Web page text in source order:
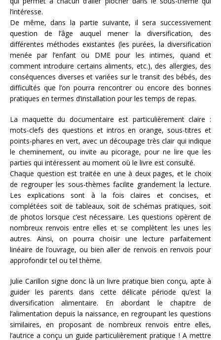
l’intéresse.
De même, dans la partie suivante, il sera successivement
question de l’âge auquel mener la diversification, des
différentes méthodes existantes (les purées, la diversification
menée par l’enfant ou DME pour les intimes, quand et
comment introduire certains aliments, etc.), des allergies, des
conséquences diverses et variées sur le transit des bébés, des
difficultés que l’on pourra rencontrer ou encore des bonnes
pratiques en termes d’installation pour les temps de repas.
La maquette du documentaire est particulièrement claire :
mots-clefs des questions et intros en orange, sous-titres et
points-phares en vert, avec un découpage très clair qui indique
le cheminement, ou invite au picorage, pour ne lire que les
parties qui intéressent au moment où le livre est consulté.
Chaque question est traitée en une à deux pages, et le choix
de regrouper les sous-thèmes facilite grandement la lecture.
Les explications sont à la fois claires et concises, et
complétées soit de tableaux, soit de schémas pratiques, soit
de photos lorsque c’est nécessaire. Les questions opèrent de
nombreux renvois entre elles et se complètent les unes les
autres. Ainsi, on pourra choisir une lecture parfaitement
linéaire de l’ouvrage, ou bien aller de renvois en renvois pour
approfondir tel ou tel thème.
Julie Carillon signe donc là un livre pratique bien conçu, apte à
guider les parents dans cette délicate période qu’est la
diversification alimentaire. En abordant le chapitre de
l’alimentation depuis la naissance, en regroupant les questions
similaires, en proposant de nombreux renvois entre elles,
l’autrice a conçu un guide particulièrement pratique ! A mettre